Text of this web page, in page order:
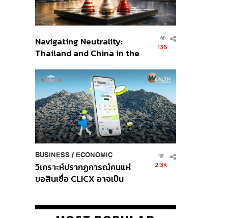
Navigating Neutrality:
Thailand and China in the
Order
136
BUSINESS/ ECONOMIC
วิเคราะห์ปรากฏการณ์คนแห่
ขอสินเชื่อ CLICX อาจเป็น
ปัญหาหนี้ครัวเรือนไทยที่ถูกซุก
2.3K